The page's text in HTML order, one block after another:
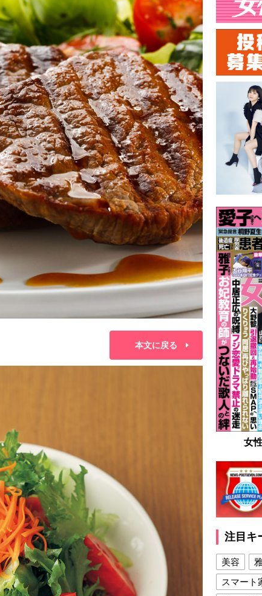
本文に戻る
女
注目キ
美容
スマート